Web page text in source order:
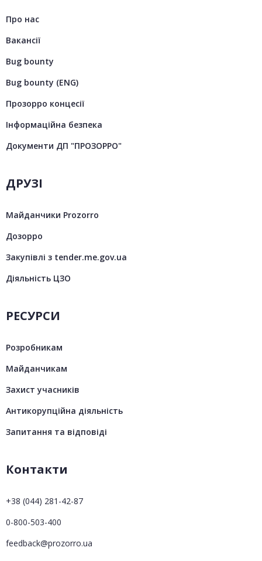
Про нас
Вакансії
Bug bounty
Bug bounty (ENG)
Прозорро концесії
Інформаційна безпека
Документи ДП "ПРОЗОРРО"
ДРУЗІ
Майданчики Prozorro
Дозорро
Закупівлі з tender.me.gov.ua
Діяльність ЦЗО
РЕСУРСИ
Розробникам
Майданчикам
Захист учасників
Антикорупційна діяльність
Запитання та відповіді
Контакти
+38 (044) 281-42-87
0-800-503-400
feedback@prozorro.ua